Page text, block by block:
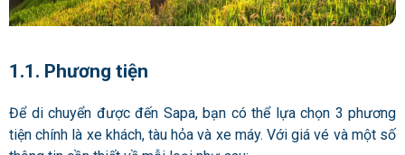
1.1. Phương tiện
Để di chuyển được đến Sapa, bạn có thể lựa chọn 3 phương
tiện chính là xe khách, tàu hỏa và xe máy. Với giá vé và một số